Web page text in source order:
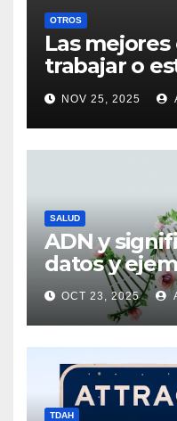
OTROS
Las
trabajar o
centro de
NOV 25, 2025
SALUD
ADN y
datos y
OCT 23, 2025
TDAH